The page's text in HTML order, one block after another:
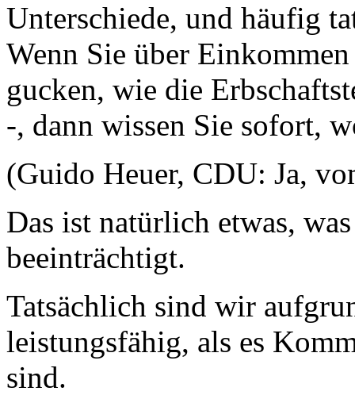
Unterschiede, und häufig
Wenn Sie über
gucken, wie die
-, dann wissen Sie sofort,
(Guido Heuer, CDU: Ja,
Das ist natürlich etwas,
beeinträchtigt.
Tatsächlich sind wir
leistungsfähig, als es
sind.